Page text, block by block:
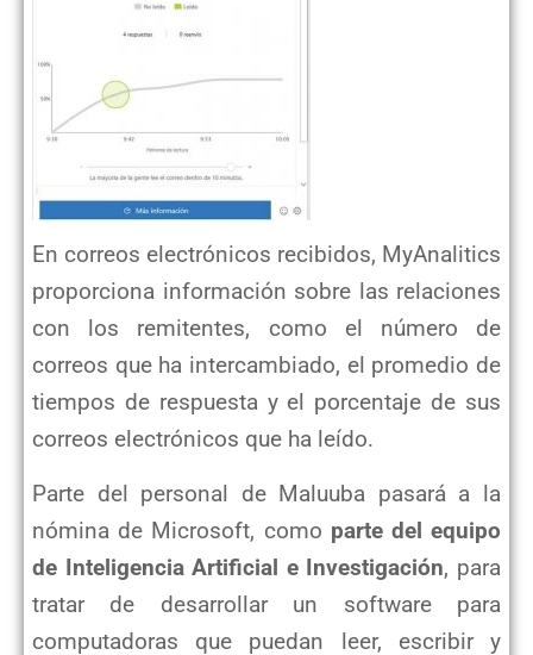
En correos electrónicos recibidos, MyAnalitics
proporciona información sobre las relaciones
con los remitentes, como el número de
correos que ha intercambiado, el promedio de
tiempos de respuesta y el porcentaje de sus
correos electrónicos que ha leído.
Parte del personal de Maluuba pasará a la
nómina de Microsoft, como parte del equipo
de Inteligencia Artificial e Investigación, para
tratar de desarrollar un software para
computadoras que puedan leer, escribir y